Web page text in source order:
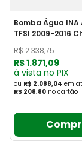
Bomba Água INA
TFSI 2009-2016
R$2.338,75
R$1.871,09
à vista no PIX
ou R$ 2.088,04 em
R$ 208,80 no cartão